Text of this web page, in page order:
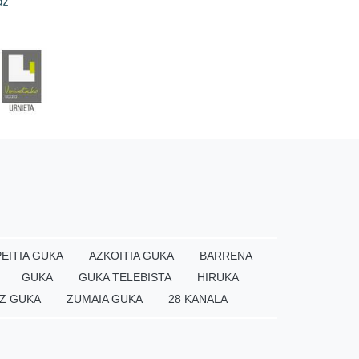
GUKA AZKOITIA GUKA
BARRENA
GUKA GUKA TELEBISTA
HIRUKA
GUKA ZUMAIA GUKA 28 KANALA